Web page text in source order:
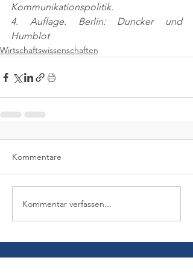
Kommunikationspolitik.
4. Auflage. Berlin: Duncker und
Humblot
Wirtschaftswissenschaften
Kommentare
Kommentar verfassen...